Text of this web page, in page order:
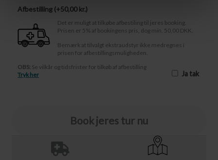
Afbestilling ( 50,00 kr.)
Det er muligt at tilkøbe afbestiling til jeres booking.
Prisen er 5% af bookingens pris, dog min. 50,00 DKK.
Bemærk at tilvalgt ekstraudstyr ikke medregnes i
prisen for afbestillingsmuligheden.
OBS: Se vilkår og tidsfrister for tilkøb af afbestilling
Tryk her
Ja tak
Book jeres tur nu